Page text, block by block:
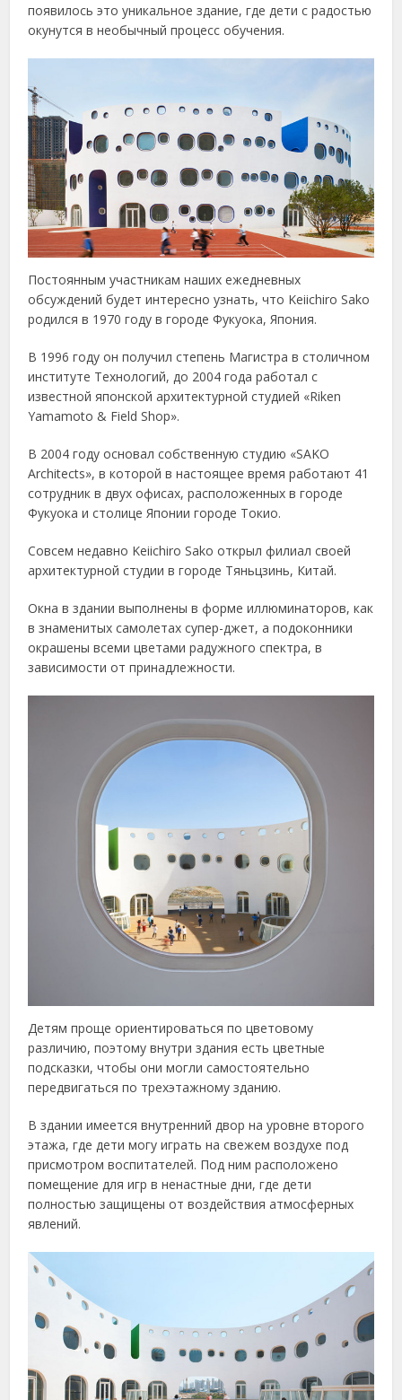
появилось это уникальное здание, где дети с радостью
окунутся в необычный процесс обучения.
Постоянным участникам наших ежедневных
обсуждений будет интересно узнать, что Keiichiro Sako
родился в 1970 году в городе Фукуока, Япония.
В 1996 году он получил степень Магистра в столичном
институте Технологий, до 2004 года работал с
известной японской архитектурной студией «Riken
Yamamoto & Field Shop».
В 2004 году основал собственную студию «SAKO
Architects», в которой в настоящее время работают 41
сотрудник в двух офисах, расположенных в городе
Фукуока и столице Японии городе Токио.
Совсем недавно Keiichiro Sako открыл филиал своей
архитектурной студии в городе Тяньцзинь, Китай.
Окна в здании выполнены в форме иллюминаторов, как
в знаменитых самолетах супер-джет, а подоконники
окрашены всеми цветами радужного спектра, в
зависимости от принадлежности.
Детям проще ориентироваться по цветовому
различию, поэтому внутри здания есть цветные
подсказки, чтобы они могли самостоятельно
передвигаться по трехэтажному зданию.
В здании имеется внутренний двор на уровне второго
этажа, где дети могу играть на свежем воздухе под
присмотром воспитателей. Под ним расположено
помещение для игр в ненастные дни, где дети
полностью защищены от воздействия атмосферных
явлений.